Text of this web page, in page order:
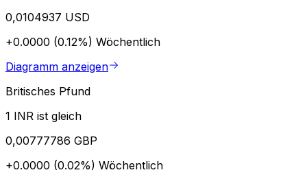
0,0104937 USD
+0.0000 (0.12%) Wöchentlich
Diagramm anzeigen
Britisches Pfund
1 INR ist gleich
0,00777786 GBP
+0.0000 (0.02%) Wöchentlich